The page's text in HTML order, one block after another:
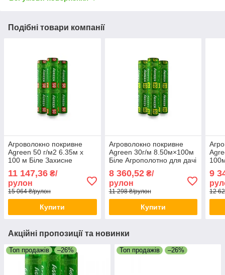
Подібні товари компанії
Агроволокно покривне
Agreen 50 г/м2 6.35м х
100 м Біле Захисне
Укривне агрополотно
11 147,36 ₴/
рулон
15 064 ₴/рулон
Купити
Агроволокно покривне
Agreen 30г/м 8.50м×100м
Біле Агрополотно для дачі
теплиці
8 360,52₴/
рулон
11 298 ₴/рулон
Купити
для
9
12
Акційні пропозиції та новинки
Топ продажів –26% Топ продажів –26%